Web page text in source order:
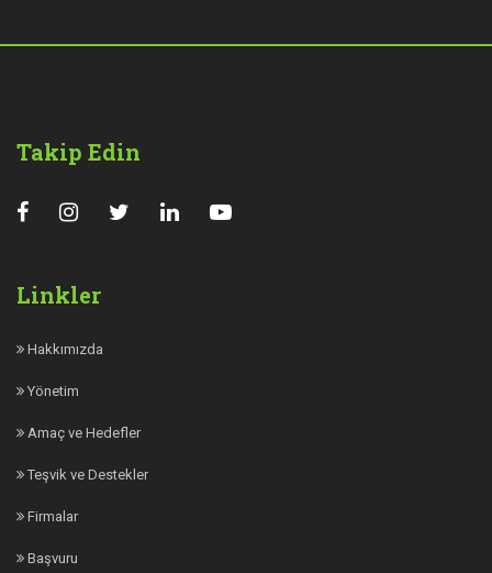
Takip Edin
Linkler
Hakkımızda
Yönetim
Amaç ve Hedefler
Teşvik ve Destekler
Firmalar
Başvuru